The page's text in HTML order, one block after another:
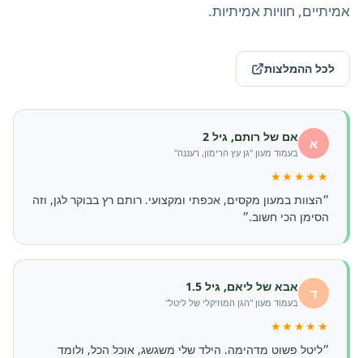
אמיתיים, חוויות אמיתיות.
לכל ההמלצות
א אם של רותם, גיל 2
בעמוד מעון "גן עץ הרימון, רעננה"
★★★★★
״הצוות במעון מקסים, אכפתי ומקצועי. רותם רץ בבוקר לגן, וזה
הסימן הכי חשוב.״
ד אבא של ליאם, גיל 1.5
בעמוד מעון "הגן המוזיקלי של ליטל"
★★★★★
״ליטל פשוט מדהימה. הילד שלי משגשג, אוכל הכל, ולומד